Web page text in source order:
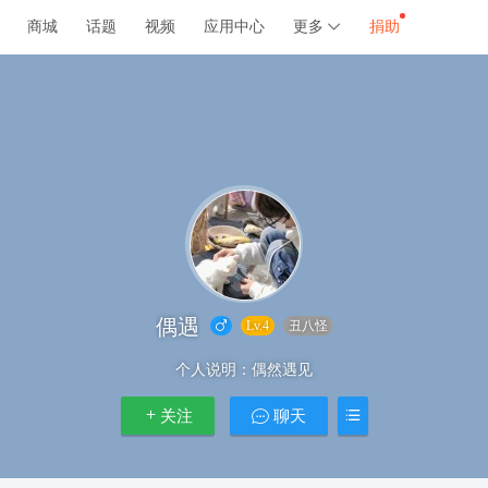
商城 话题 视频 应用中心 更多 捐助
偶遇 Lv.4 丑八怪
个人说明： 偶然遇见
关注 聊天